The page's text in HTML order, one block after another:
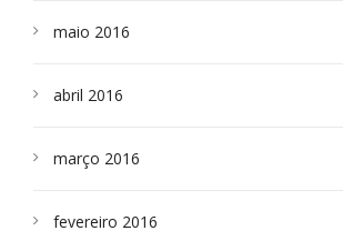
maio 2016
abril 2016
março 2016
fevereiro 2016